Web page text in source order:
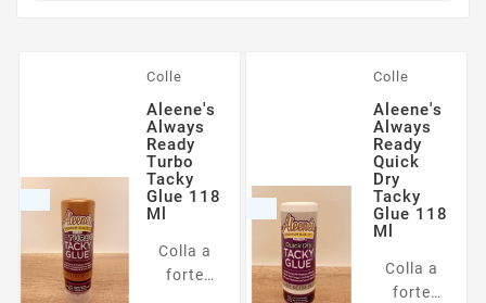
Colle
Aleene's
Always
Ready
Turbo
Tacky
Glue 118
Ml
Colla a
forte
Colle
Aleene's
Always
Ready
Quick
Dry
Tacky
Glue 118
Ml
Colla a
forte